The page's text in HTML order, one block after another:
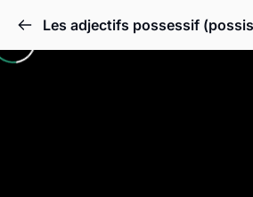
Les adjectifs possessif